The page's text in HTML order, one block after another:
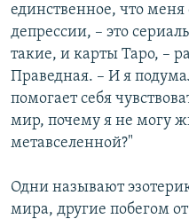
единственное, что меня
депрессии, – это
такие, и карты Таро, –
Праведная. – И я
помогает себя
мир, почему я не могу
метавселенной?"
Одни называют
мира, другие побегом